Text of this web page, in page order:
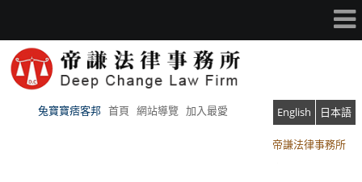
兔寶寶痞客邦 首頁 網站導覽 加入最愛 English
日本語